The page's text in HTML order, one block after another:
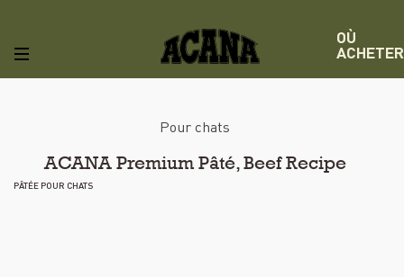
OÙ
ACHETER
Pour chats
ACANA Premium Pâté, Beef Recipe
PÂTÉE POUR CHATS